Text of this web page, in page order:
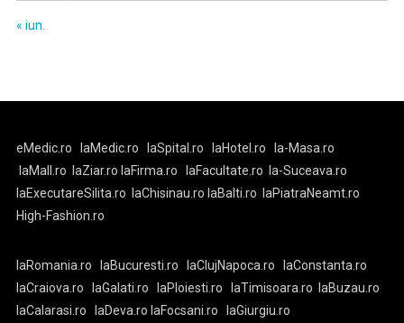
« iun.
eMedic.ro laMedic.ro laSpital.ro laHotel.ro
la-Masa.ro
laMall.ro
laZiar.ro laFirma.ro laFacultate.ro
la-Suceava.ro
laExecutareSilita.ro
laChisinau.ro laBalti.ro
laPiatraNeamt.ro
High-Fashion.ro
laRomania.ro laBucuresti.ro laClujNapoca.ro
laConstanta.ro
laCraiova.ro
laGalati.ro laPloiesti.ro laTimisoara.ro
laBuzau.ro
laCalarasi.ro
laDeva.ro laFocsani.ro laGiurgiu.ro